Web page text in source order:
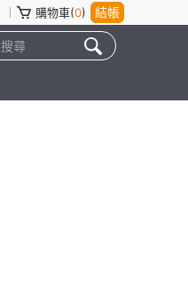
購物車(0) 結帳